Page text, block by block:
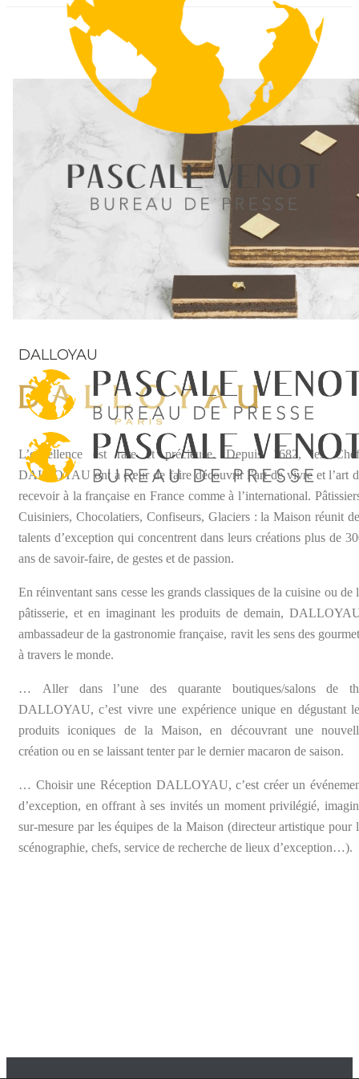
DALLOYAU
L’excellence est rare et précieuse. Depuis 1682, les
DALLOYAU ont à cœur de faire découvrir l’art de vivre et l’art
recevoir à la française en France comme à l’international.
Cuisiniers, Chocolatiers, Confiseurs, Glaciers : la Maison réunit
talents d’exception qui concentrent dans leurs créations plus de
ans de savoir-faire, de gestes et de passion.
En réinventant sans cesse les grands classiques de la cuisine ou de
pâtisserie, et en imaginant les produits de demain,
ambassadeur de la gastronomie française, ravit les sens des
à travers le monde.
… Aller dans l’une des quarante boutiques/salons de
DALLOYAU, c’est vivre une expérience unique en dégustant
produits iconiques de la Maison, en découvrant une
création ou en se laissant tenter par le dernier macaron de saison.
… Choisir une Réception DALLOYAU, c’est créer un
d’exception, en offrant à ses invités un moment privilégié,
sur-mesure par les équipes de la Maison (directeur artistique pour
scénographie, chefs, service de recherche de lieux d’exception…).